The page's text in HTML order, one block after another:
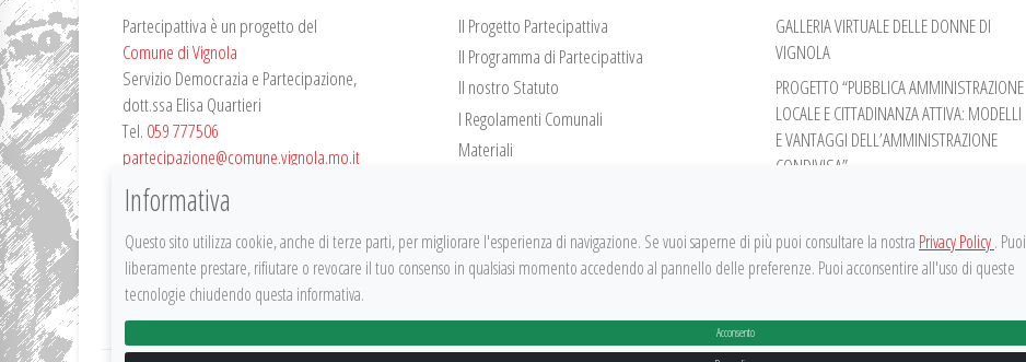
Partecipattiva è un progetto del
Comune di Vignola
Servizio Democrazia e Partecipazione,
dott.ssa Elisa Quartieri
Tel. 059 777506
partecipazione@comune.vignola.mo.it
Privacy Policy
Il Progetto Partecipattiva
Il Programma di Partecipattiva
Il nostro Statuto
I Regolamenti Comunali
Materiali
GALLERIA VIRTUALE DELLE DONNE DI
VIGNOLA
PROGETTO “PUBBLICA AMMINISTRAZIONE
LOCALE E CITTADINANZA ATTIVA: MODELLI
E VANTAGGI DELL’AMMINISTRAZIONE
CONDIVISA”
ATTIVITÀ DEL TAVOLO DI NEGOZIAZIONE
Informativa
Questo sito utilizza cookie, anche di terze parti, per migliorare l'esperienza di navigazione. Se vuoi saperne di più puoi consultare la nostra Privacy Policy. Puoi
liberamente prestare, rifiutare o revocare il tuo consenso in qualsiasi momento accedendo al pannello delle preferenze. Puoi acconsentire all'uso di queste
tecnologie chiudendo questa informativa.
Acconsento